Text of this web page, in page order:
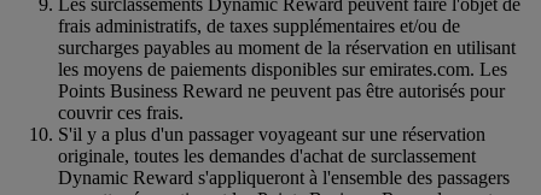
Les surclassements Dynamic Reward peuvent faire l'objet de
frais administratifs, de taxes supplémentaires et/ou de
surcharges payables au moment de la réservation en utilisant
les moyens de paiements disponibles sur emirates.com. Les
Points Business Reward ne peuvent pas être autorisés pour
couvrir ces frais.
S'il y a plus d'un passager voyageant sur une réservation
originale, toutes les demandes d'achat de surclassement
Dynamic Reward s'appliqueront à l'ensemble des passagers